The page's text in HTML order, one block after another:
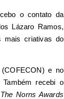
o contato da
Lázaro Ramos,
mais criativas do
e no
recebi o
The Norns Awards